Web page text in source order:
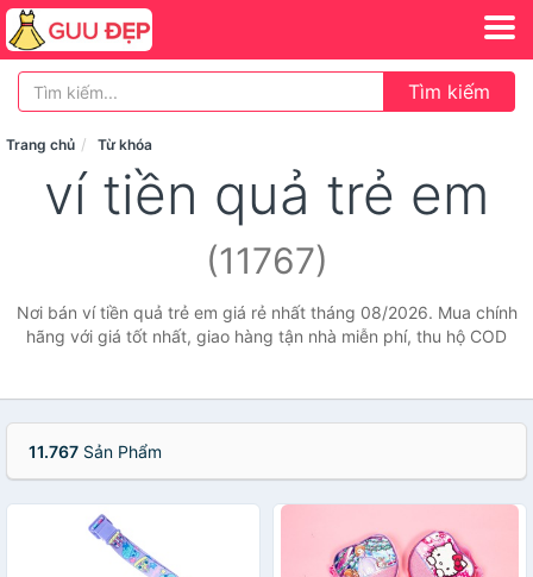
Tìm kiếm
Trang chủ Từ khóa
ví tiền quả trẻ em
(11767)
Nơi bán ví tiền quả trẻ em giá rẻ nhất tháng 08/2026. Mua chính
hãng với giá tốt nhất, giao hàng tận nhà miễn phí, thu hộ COD
11.767 Sản Phẩm